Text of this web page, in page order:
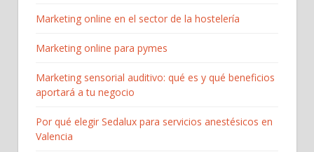
Marketing online en el sector de la hostelería
Marketing online para pymes
Marketing sensorial auditivo: qué es y qué beneficios
aportará a tu negocio
Por qué elegir Sedalux para servicios anestésicos en
Valencia